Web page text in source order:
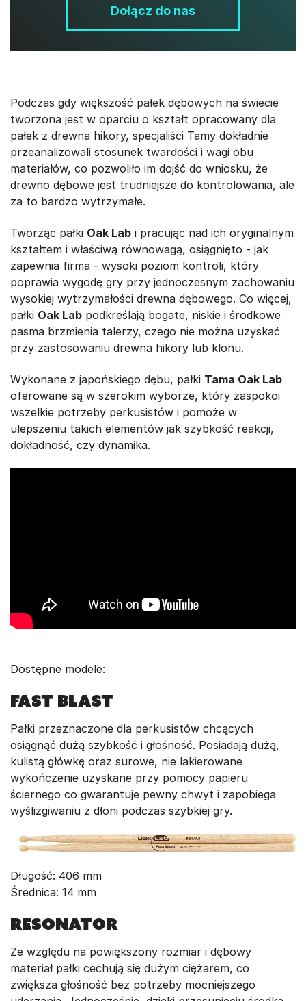
Dołącz do nas
Podczas gdy większość pałek dębowych na świecie
tworzona jest w oparciu o kształt opracowany dla
pałek z drewna hikory, specjaliści Tamy dokładnie
przeanalizowali stosunek twardości i wagi obu
materiałów, co pozwoliło im dojść do wniosku, że
drewno dębowe jest trudniejsze do kontrolowania, ale
za to bardzo wytrzymałe.
Tworząc pałki Oak Lab i pracując nad ich oryginalnym
kształtem i właściwą równowagą, osiągnięto - jak
zapewnia firma - wysoki poziom kontroli, który
poprawia wygodę gry przy jednoczesnym zachowaniu
wysokiej wytrzymałości drewna dębowego. Co więcej,
pałki Oak Lab podkreślają bogate, niskie i środkowe
pasma brzmienia talerzy, czego nie można uzyskać
przy zastosowaniu drewna hikory lub klonu.
Wykonane z japońskiego dębu, pałki Tama Oak Lab
oferowane są w szerokim wyborze, który zaspokoi
wszelkie potrzeby perkusistów i pomoże w
ulepszeniu takich elementów jak szybkość reakcji,
dokładność, czy dynamika.
Dostępne modele:
Fast Blast
Pałki przeznaczone dla perkusistów chcących
osiągnąć dużą szybkość i głośność. Posiadają dużą,
kulistą główkę oraz surowe, nie lakierowane
wykończenie uzyskane przy pomocy papieru
ściernego co gwarantuje pewny chwyt i zapobiega
wyślizgiwaniu z dłoni podczas szybkiej gry.
Długość: 406 mm
Średnica: 14 mm
Resonator
Ze względu na powiększony rozmiar i dębowy
materiał pałki cechują się dużym ciężarem, co
zwiększa głośność bez potrzeby mocniejszego